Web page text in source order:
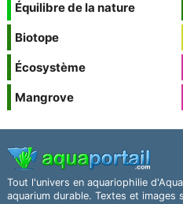
Équilibre de la nature
Biotope
Écosystème
Mangrove
Tout l'univers en aquariophilie
aquarium durable. Textes et images